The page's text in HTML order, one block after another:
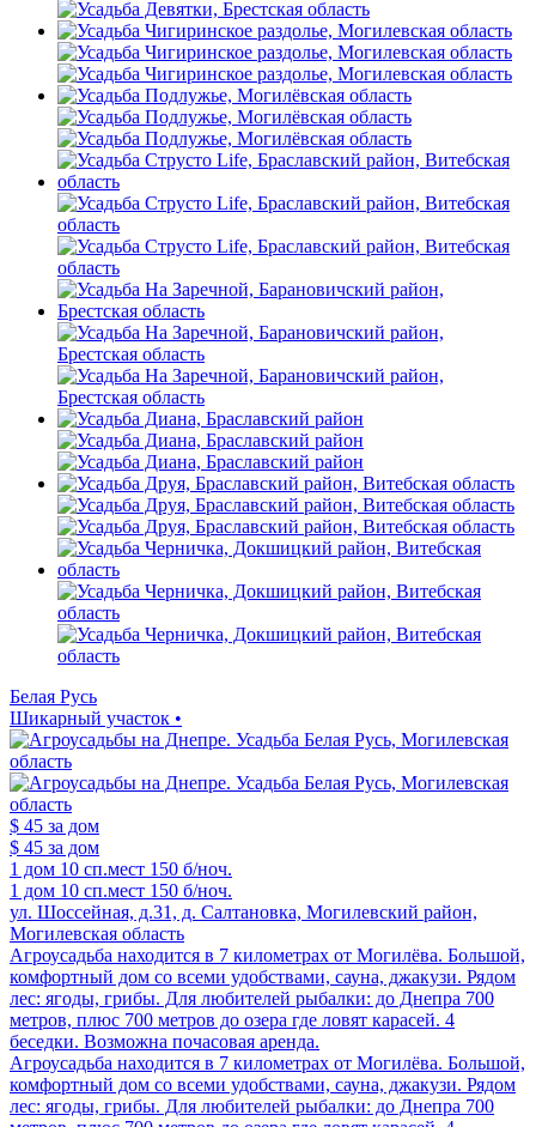
Белая Русь
Шикарный участок •
$ 45 за дом
$ 45 за дом
1 дом 10 сп.мест 150 б/ноч.
1 дом 10 сп.мест 150 б/ноч.
ул. Шоссейная, д.31, д. Салтановка, Могилевский район,
Могилевская область
Агроусадьба находится в 7 километрах от Могилёва. Большой,
комфортный дом со всеми удобствами, сауна, джакузи. Рядом
лес: ягоды, грибы. Для любителей рыбалки: до Днепра 700
метров, плюс 700 метров до озера где ловят карасей. 4
беседки. Возможна почасовая аренда.
Агроусадьба находится в 7 километрах от Могилёва. Большой,
комфортный дом со всеми удобствами, сауна, джакузи. Рядом
лес: ягоды, грибы. Для любителей рыбалки: до Днепра 700